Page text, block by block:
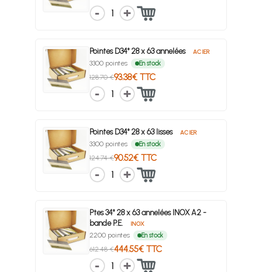
1
Pointes D34° 28 x 63 annelées ACIER
3300 pointes En stock
128.70 €93.38€ TTC
1
Pointes D34° 28 x 63 lisses ACIER
3300 pointes En stock
124.74 €90.52€ TTC
1
Ptes 34° 28 x 63 annelées INOX A2 -
bande P.E.
INOX
2200 pointes En stock
612.48 €444.55€ TTC
1